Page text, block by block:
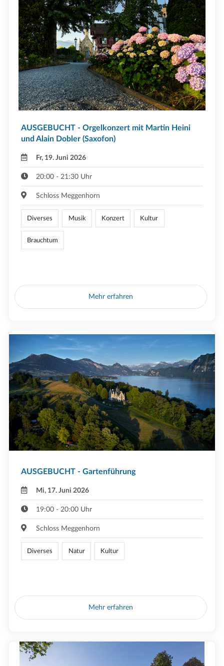
AUSGEBUCHT - Orgelkonzert mit Martin Heini
und Alain Dobler (Saxofon)
Fr, 19. Juni 2026
20:00 - 21:30 Uhr
Schloss Meggenhorn
Diverses Musik Konzert Kultur
Brauchtum
Mehr erfahren
AUSGEBUCHT - Gartenführung
Mi, 17. Juni 2026
19:00 - 20:00 Uhr
Schloss Meggenhorn
Diverses Natur Kultur
Mehr erfahren